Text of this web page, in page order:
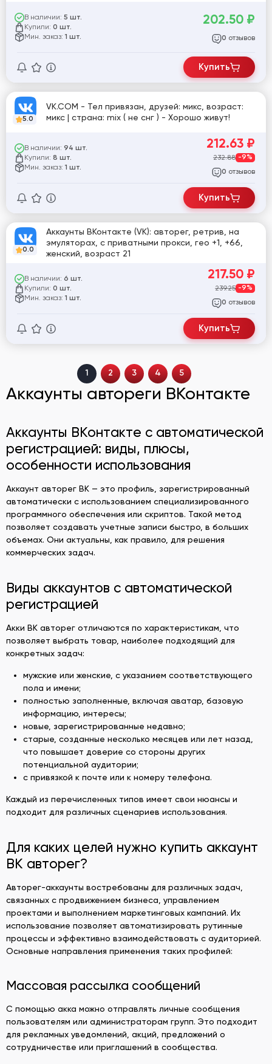
В наличии: 5 шт.
Купили: 0 шт.
Мин. заказ: 1 шт.
202.50 ₽
0 отзывов
Купить
5.0
VK.COM - Тел привязан, друзей: микс, возраст:
микс | страна: mix ( не снг ) - Хорошо живут!
В наличии: 94 шт.
Купили: 8 шт.
Мин. заказ: 1 шт.
212.63 ₽
232.88 -9%
0 отзывов
Купить
0.0
Аккаунты ВКонтакте (VK): авторег, ретрив, на
эмуляторах, с приватными прокси, гео +1, +66,
женский, возраст 21
В наличии: 6 шт.
Купили: 0 шт.
Мин. заказ: 1 шт.
217.50 ₽
239.25 -9%
0 отзывов
Купить
1 2 3 4 5
Аккаунты автореги ВКонтакте
Аккаунты ВКонтакте с автоматической
регистрацией: виды, плюсы,
особенности использования
Аккаунт авторег ВК — это профиль, зарегистрированный
автоматически с использованием специализированного
программного обеспечения или скриптов. Такой метод
позволяет создавать учетные записи быстро, в больших
объемах. Они актуальны, как правило, для решения
коммерческих задач.
Виды аккаунтов с автоматической
регистрацией
Акки ВК авторег отличаются по характеристикам, что
позволяет выбрать товар, наиболее подходящий для
конкретных задач:
мужские или женские, с указанием соответствующего
пола и имени;
полностью заполненные, включая аватар, базовую
информацию, интересы;
новые, зарегистрированные недавно;
старые, созданные несколько месяцев или лет назад,
что повышает доверие со стороны других
потенциальной аудитории;
с привязкой к почте или к номеру телефона.
Каждый из перечисленных типов имеет свои нюансы и
подходит для различных сценариев использования.
Для каких целей нужно купить аккаунт
ВК авторег?
Авторег-аккаунты востребованы для различных задач,
связанных с продвижением бизнеса, управлением
проектами и выполнением маркетинговых кампаний. Их
использование позволяет автоматизировать рутинные
процессы и эффективно взаимодействовать с аудиторией.
Основные направления применения таких профилей:
Массовая рассылка сообщений
С помощью акка можно отправлять личные сообщения
пользователям или администраторам групп. Это подходит
для рекламных уведомлений, акций, предложений о
сотрудничестве или приглашений в сообщества.